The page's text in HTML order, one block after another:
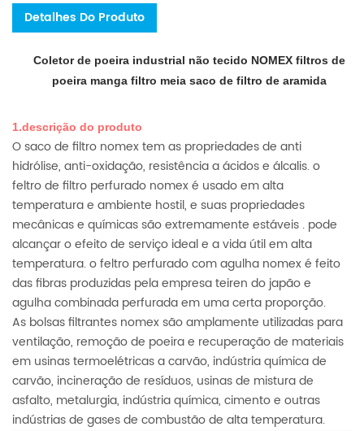
Detalhes Do Produto
Coletor de poeira industrial não tecido NOMEX filtros de
poeira manga filtro meia saco de filtro de aramida
1.descrição do produto
O saco de filtro nomex tem as propriedades de anti
hidrólise, anti-oxidação, resistência a ácidos e álcalis. o
feltro de filtro perfurado nomex é usado em alta
temperatura e ambiente hostil, e suas propriedades
mecânicas e químicas são extremamente estáveis . pode
alcançar o efeito de serviço ideal e a vida útil em alta
temperatura. o feltro perfurado com agulha nomex é feito
das fibras produzidas pela empresa teiren do japão e
agulha combinada perfurada em uma certa proporção.
As bolsas filtrantes nomex são amplamente utilizadas para
ventilação, remoção de poeira e recuperação de materiais
em usinas termoelétricas a carvão, indústria química de
carvão, incineração de resíduos, usinas de mistura de
asfalto, metalurgia, indústria química, cimento e outras
indústrias de gases de combustão de alta temperatura.